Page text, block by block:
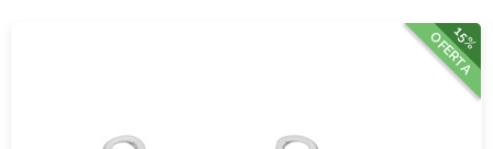
15%
OFERTA